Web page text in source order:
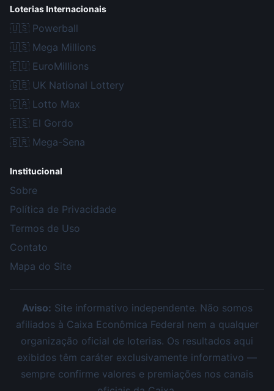
Loterias Internacionais
🇺🇸 Powerball
🇺🇸 Mega Millions
🇪🇺 EuroMillions
🇬🇧 UK National Lottery
🇨🇦 Lotto Max
🇪🇸 El Gordo
🇧🇷 Mega-Sena
Institucional
Sobre
Política de Privacidade
Termos de Uso
Contato
Mapa do Site
Aviso: Site informativo independente. Não somos
afiliados à Caixa Econômica Federal nem a qualquer
organização oficial de loterias. Os resultados aqui
exibidos têm caráter exclusivamente informativo —
sempre confirme valores e premiações nos canais